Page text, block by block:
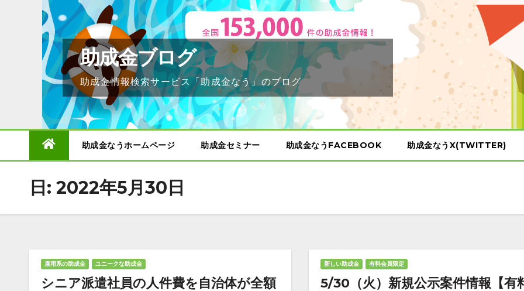
助成金ブログ
助成金情報検索サービス「助成金なう」のブログ
助成金なうホームページ 助成金セミナー 助成金なうFACEBOOK 助成金なうX(TWITTER)
日: 2022年5月30日
雇用系の助成金 ユニークな助成金
シニア派遣社員の人件費を自治体が全額
新しい助成金 有料会員限定
5/30（火）新規公示案件情報【有